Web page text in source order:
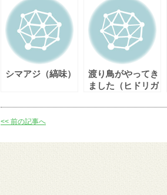
シマアジ（縞味）
渡り鳥がやってき
ました（ヒドリガ
<< 前の記事へ